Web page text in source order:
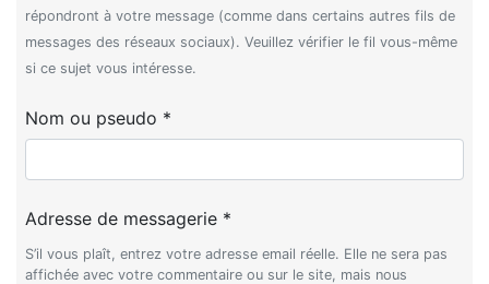
répondront à votre message (comme dans certains autres fils de
messages des réseaux sociaux). Veuillez vérifier le fil vous-même
si ce sujet vous intéresse.
Nom ou pseudo *
Adresse de messagerie *
S’il vous plaît, entrez votre adresse email réelle. Elle ne sera pas
affichée avec votre commentaire ou sur le site, mais nous